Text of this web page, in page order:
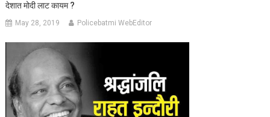
देशात मोदी लाट कायम ?
May 28, 2019 Policebatmi WebEditor